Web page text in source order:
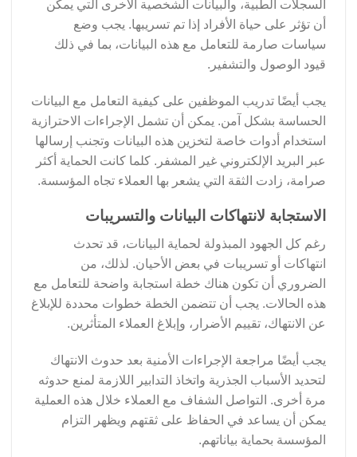
السجلات الطبية، والبيانات الشخصية الأخرى التي يمكن
أن تؤثر على حياة الأفراد إذا تم تسريبها. يجب وضع
سياسات صارمة للتعامل مع هذه البيانات، بما في ذلك
قيود الوصول والتشفير.
يجب أيضًا تدريب الموظفين على كيفية التعامل مع البيانات
الحساسة بشكل آمن. يمكن أن تشمل الإجراءات الاحترازية
استخدام أدوات خاصة لتخزين هذه البيانات وتجنب إرسالها
عبر البريد الإلكتروني غير المشفر. كلما كانت الحماية أكثر
صرامة، زادت الثقة التي يشعر بها العملاء تجاه المؤسسة.
الاستجابة لانتهاكات البيانات والتسريبات
رغم كل الجهود المبذولة لحماية البيانات، قد تحدث
انتهاكات أو تسريبات في بعض الأحيان. لذلك، من
الضروري أن تكون هناك خطة استجابة واضحة للتعامل مع
هذه الحالات. يجب أن تتضمن الخطة خطوات محددة للإبلاغ
عن الانتهاك، تقييم الأضرار، وإبلاغ العملاء المتأثرين.
يجب أيضًا مراجعة الإجراءات الأمنية بعد حدوث الانتهاك
لتحديد الأسباب الجذرية واتخاذ التدابير اللازمة لمنع حدوثه
مرة أخرى. التواصل الشفاف مع العملاء خلال هذه العملية
يمكن أن يساعد في الحفاظ على ثقتهم ويظهر التزام
المؤسسة بحماية بياناتهم.